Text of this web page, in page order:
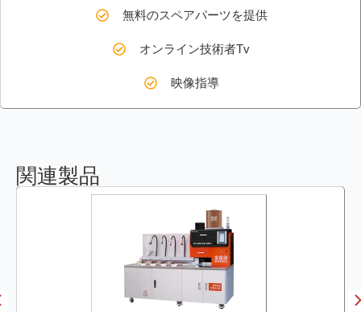
無料のスペアパーツを提供
オンライン技術者Tv
映像指導
関連製品